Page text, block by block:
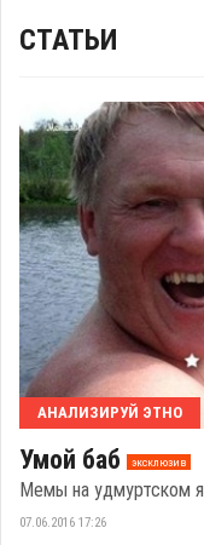
СТАТЬИ
АНАЛИЗИРУЙ ЭТНО
Умой баб эксклюзив
Мемы на удмуртском
07.06.2016 17:26